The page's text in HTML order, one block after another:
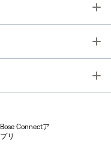
Bose Connectア
プリ